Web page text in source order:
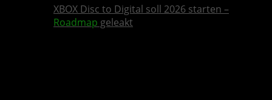
XBOX Disc to Digital soll 2026 starten –
Roadmap geleakt